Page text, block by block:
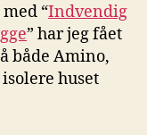
“Indvendig
” har jeg fået
både Amino,
huset